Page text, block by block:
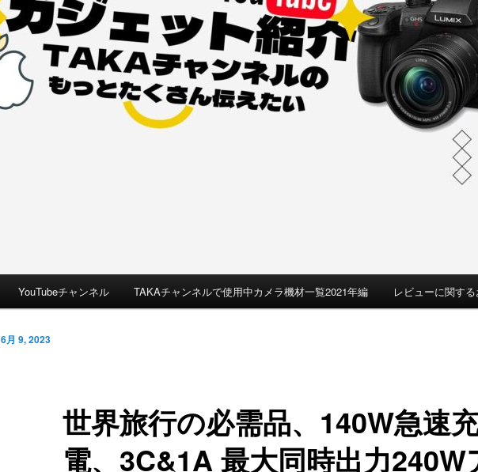
YouTubeチャンネル TAKAチャンネルで使用中カメラ機材一覧2021年編 レビューに関す
世界旅行の必需品、140W急速
電、3C&1A 最大同時出力240W
6月 9, 2023